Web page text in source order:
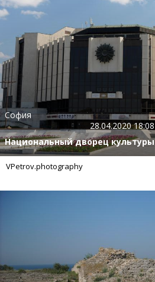
София
28.04.2020 18:08
Национальный дворец культуры
VPetrov.photography